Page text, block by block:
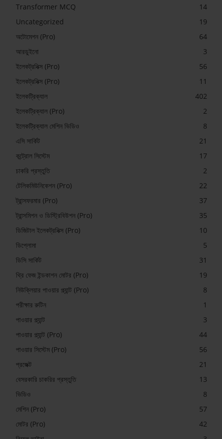
Transformer MCQ
14
Uncategorized
19
অটোমেশন (Pro)
64
আরডুইনো
3
ইলেকট্রনিক্স (Pro)
56
ইলেকট্রনিক্স (Pro)
11
ইলেকট্রিক্যাল
402
ইলেকট্রিক্যাল (Pro)
2
ইলেকট্রিক্যাল মেশিন ভিডিও
8
এসি সার্কিট
21
কন্ট্রোল সিস্টেম
17
চাকরি প্রস্তুতি
2
টেলিকমিউনিকেশন (Pro)
22
ট্রান্সফরমার (Pro)
37
ট্রান্সমিশন ও ডিস্ট্রিবিউশন (Pro)
35
ডিজিটাল ইলেকট্রনিক্স (Pro)
10
ডিপ্লোমা
5
ডিসি সার্কিট
31
থ্রি ফেজ ইন্ডকাশন মোটর (Pro)
19
নিউক্লিয়ার পাওয়ার প্ল্যান্ট (Pro)
8
পরীক্ষার রুটিন
1
পাওয়ার প্ল্যান্ট
3
পাওয়ার প্ল্যান্ট (Pro)
44
পাওয়ার সিস্টেম (Pro)
56
প্রজেক্ট
21
বেসরকারি চাকরির প্রস্তুতি
13
ভিডিও
8
মেশিন (Pro)
57
মোটর (Pro)
42